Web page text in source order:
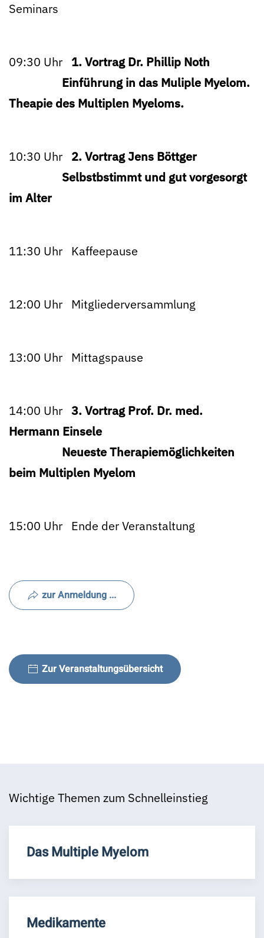
Seminars
09:30 Uhr 1. Vortrag Dr. Phillip Noth
Einführung in das Muliple Myelom.
Theapie des Multiplen Myeloms.
10:30 Uhr 2. Vortrag Jens Böttger
Selbstbstimmt und gut vorgesorgt
im Alter
11:30 Uhr Kaffeepause
12:00 Uhr Mitgliederversammlung
13:00 Uhr Mittagspause
14:00 Uhr 3. Vortrag Prof. Dr. med.
Hermann Einsele
Neueste Therapiemöglichkeiten
beim Multiplen Myelom
15:00 Uhr Ende der Veranstaltung
zur Anmeldung ...
Zur Veranstaltungsübersicht
Wichtige Themen zum Schnelleinstieg
Das Multiple Myelom
Medikamente